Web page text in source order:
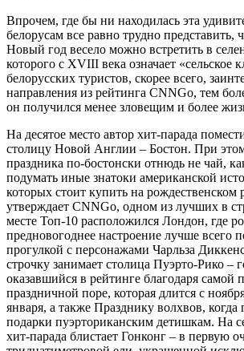
Впрочем, где бы ни находилась эта
белорусам все равно трудно представить,
Новый год весело можно встретить в
которого с XVIII века означает «сельское
белорусских туристов, скорее всего,
направления из рейтинга CNNGo, тем
он получился менее зловещим и более
На десятое место автор хит-парада
столицу Новой Англии – Бостон. При
праздника по-бостонски отнюдь не чай,
подумать иные знатоки американской
которых стоит купить на рождественском
утверждает CNNGo, одном из лучших в
месте Топ-10 расположился Лондон, где
предновогоднее настроение лучше всего
прогулкой с персонажами Чарльза
строчку занимает столица Пуэрто-Рико –
оказавшийся в рейтинге благодаря самой
праздничной поре, которая длится с
января, а также Празднику волхвов, когда
подарки пуэрториканским детишкам. На
хит-парада блистает Гонконг – в первую